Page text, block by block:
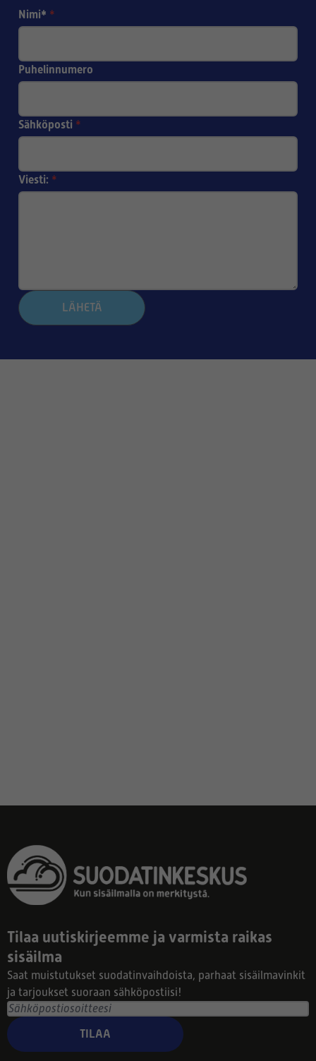
Nimi* *
Puhelinnumero
Sähköposti *
Viesti: *
LÄHETÄ
Tilaa uutiskirjeemme ja varmista raikas
sisäilma
Saat muistutukset suodatinvaihdoista, parhaat sisäilmavinkit
ja tarjoukset suoraan sähköpostiisi!
TILAA